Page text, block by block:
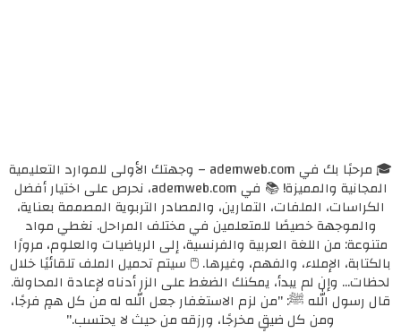
🎓 مرحبًا بك في ademweb.com – وجهتك الأولى للموارد التعليمية
المجانية والمميزة! 📚 في ademweb.com، نحرص على اختيار أفضل
الكراسات، الملفات، التمارين، والمصادر التربوية المصممة بعناية،
والموجهة خصيصًا للمتعلمين في مختلف المراحل. نغطي مواد
متنوعة: من اللغة العربية والفرنسية، إلى الرياضيات والعلوم، مرورًا
بالكتابة، الإملاء، والفهم، وغيرها. 🖱️ سيتم تحميل الملف تلقائيًا خلال
لحظات... وإن لم يبدأ، يمكنك الضغط على الزر أدناه لإعادة المحاولة.
قال رسول الله ﷺ: "من لزم الاستغفار جعل الله له من كل همٍ فرجًا،
ومن كل ضيقٍ مخرجًا، ورزقه من حيث لا يحتسب."